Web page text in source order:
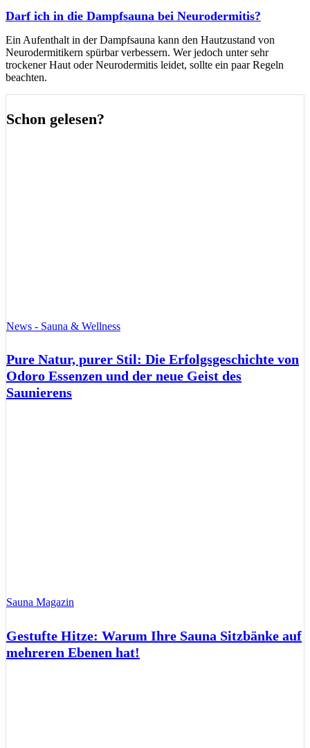
Darf ich in die Dampfsauna bei Neurodermitis?
Ein Aufenthalt in der Dampfsauna kann den Hautzustand von
Neurodermitikern spürbar verbessern. Wer jedoch unter sehr
trockener Haut oder Neurodermitis leidet, sollte ein paar Regeln
beachten.
Schon gelesen?
News - Sauna & Wellness
Pure Natur, purer Stil: Die Erfolgsgeschichte von
Odoro Essenzen und der neue Geist des
Saunierens
Sauna Magazin
Gestufte Hitze: Warum Ihre Sauna Sitzbänke auf
mehreren Ebenen hat!